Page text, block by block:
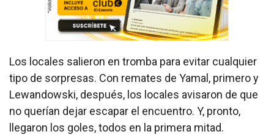
Los locales salieron en tromba para evitar cualquier
tipo de sorpresas. Con remates de Yamal, primero y
Lewandowski, después, los locales avisaron de que
no querían dejar escapar el encuentro. Y, pronto,
llegaron los goles, todos en la primera mitad.